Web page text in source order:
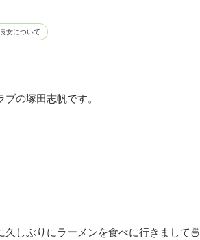
長女について
の塚田志帆です。
久しぶりにラーメンを食べに行きまして🍜